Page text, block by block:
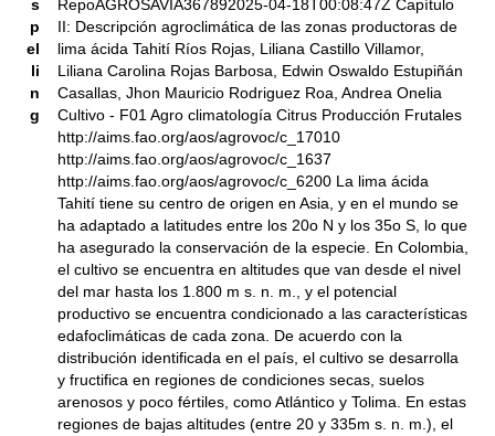
s
p
el
li
n
g
RepoAGROSAVIA367892025-04-18T00:08:47Z Capítulo
II: Descripción agroclimática de las zonas productoras de
lima ácida Tahití Ríos Rojas, Liliana Castillo Villamor,
Liliana Carolina Rojas Barbosa, Edwin Oswaldo Estupiñán
Casallas, Jhon Mauricio Rodriguez Roa, Andrea Onelia
Cultivo - F01 Agro climatología Citrus Producción Frutales
http://aims.fao.org/aos/agrovoc/c_17010
http://aims.fao.org/aos/agrovoc/c_1637
http://aims.fao.org/aos/agrovoc/c_6200 La lima ácida
Tahití tiene su centro de origen en Asia, y en el mundo se
ha adaptado a latitudes entre los 20o N y los 35o S, lo que
ha asegurado la conservación de la especie. En Colombia,
el cultivo se encuentra en altitudes que van desde el nivel
del mar hasta los 1.800 m s. n. m., y el potencial
productivo se encuentra condicionado a las características
edafoclimáticas de cada zona. De acuerdo con la
distribución identificada en el país, el cultivo se desarrolla
y fructifica en regiones de condiciones secas, suelos
arenosos y poco fértiles, como Atlántico y Tolima. En estas
regiones de bajas altitudes (entre 20 y 335m s. n. m.), el